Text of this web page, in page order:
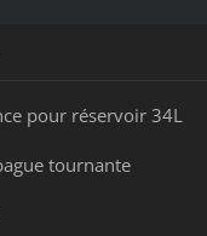
pour réservoir 34L
tournante